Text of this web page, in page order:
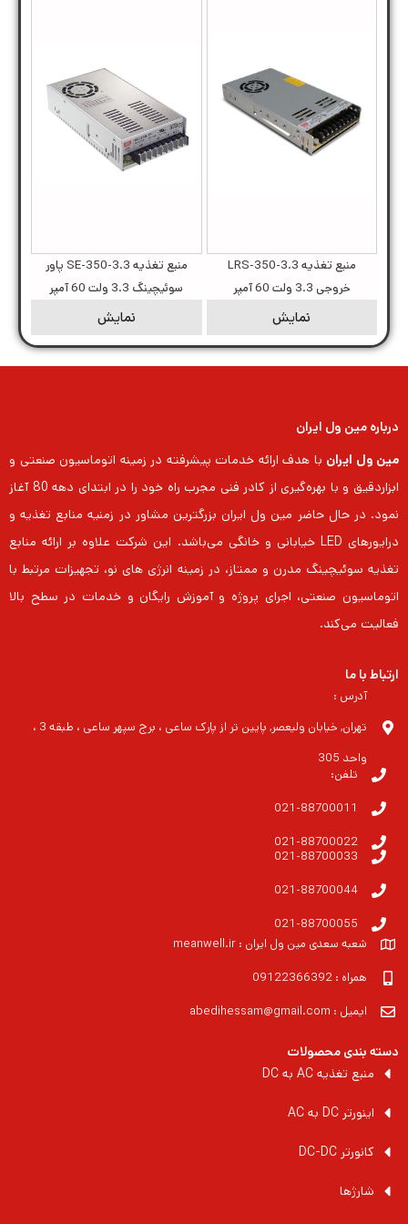
منبع تغذیه LRS-350-3.3
خروجی 3.3 ولت 60 آمپر
نمایش
منبع تغذیه SE-350-3.3 پاور
سوئیچینگ 3.3 ولت 60 آمپر
نمایش
درباره مین ول ایران
مین ول ایران با هدف ارائه خدمات پیشرفته در زمینه اتوماسیون صنعتی و
ابزاردقیق و با بهره‌گیری از کادر فنی مجرب راه خود را در ابتدای دهه 80 آغاز
نمود. در حال حاضر مین ول ایران بزرگترین مشاور در زمنیه منابع تغذیه و
درایورهای LED خیابانی و خانگی می‌باشد. این شرکت علاوه بر ارائه منابع
تغذیه سوئیچینگ مدرن و ممتاز، در زمینه انرژی های نو، تجهیزات مرتبط با
اتوماسیون صنعتی، اجرای پروژه و آموزش رایگان و خدمات در سطح بالا
فعالیت می‌کند.
ارتباط با ما
آدرس :
تهران, خیابان ولیعصر, پایین تر از پارک ساعی ، برج سپهر ساعی ، طبقه 3 ،
واحد 305
تلفن:
021-88700011
021-88700022
021-88700033
021-88700044
021-88700055
شعبه سعدی مین ول ایران : meanwell.ir
همراه : 09122366392
ایمیل : abedihessam@gmail.com
دسته بندی محصولات
منبع تغذیه AC به DC
اینورتر DC به AC
کانورتر DC-DC
شارژها